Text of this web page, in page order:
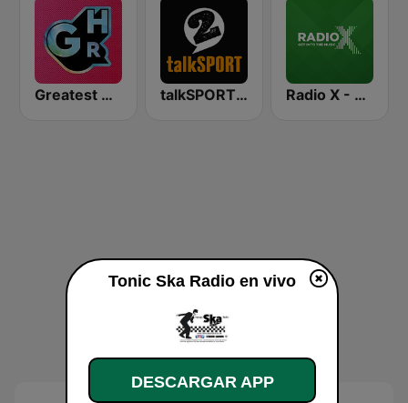
Greatest Hits Radio talkSPORT 2 Radio X - Manchester
Tonic Ska Radio en vivo
DESCARGAR APP